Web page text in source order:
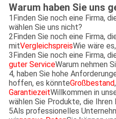
Warum haben Sie uns
1Finden Sie noch eine Firma,
wählen Sie uns nicht?
2Finden Sie noch eine Firma,
mitVergleichspreisWie wäre
3Finden Sie noch eine Firma,
guter ServiceWarum nehmen
4, haben Sie hohe
hoffen, es könnteGroßbestand,
GarantiezeitWillkommen in
wählen Sie Produkte, die
5Als professionelles